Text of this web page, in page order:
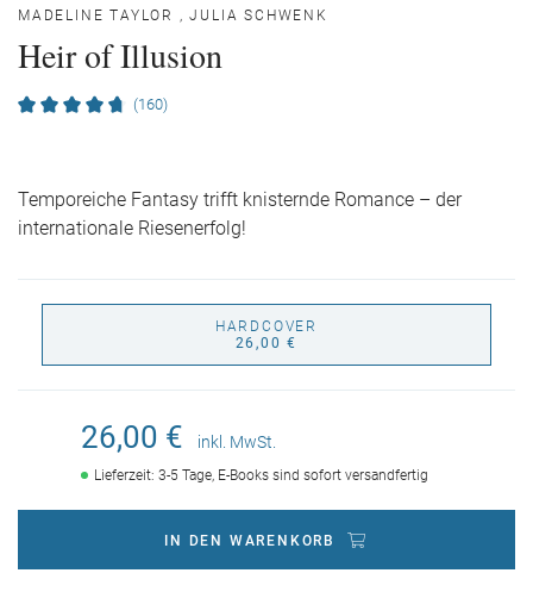
MADELINE TAYLOR ,JULIA SCHWENK
Heir of Illusion
(160)
Temporeiche Fantasy trifft knisternde Romance – der
internationale Riesenerfolg!
HARDCOVER
26,00 €
26,00 € inkl. MwSt.
Lieferzeit: 3-5 Tage, E-Books sind sofort versandfertig
IN DEN WARENKORB